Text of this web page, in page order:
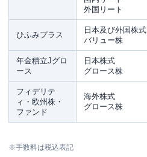
外国リート
ひふみプラス
日本及び外国株式
バリュー株
年金積立Jグロ
ース
日本株式
グロース株
フィデリテ
ィ・欧州株・
ファンド
海外株式
グロース株
※手数料は税込表記